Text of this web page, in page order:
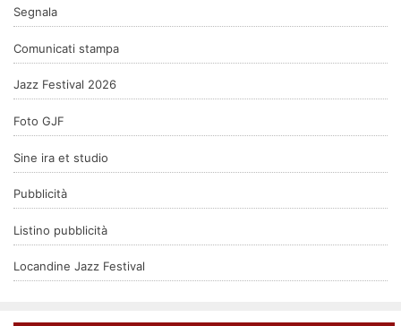
Segnala
Comunicati stampa
Jazz Festival 2026
Foto GJF
Sine ira et studio
Pubblicità
Listino pubblicità
Locandine Jazz Festival